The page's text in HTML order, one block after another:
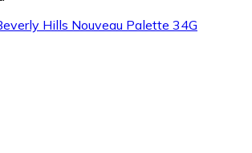
Hills Nouveau Palette 34G